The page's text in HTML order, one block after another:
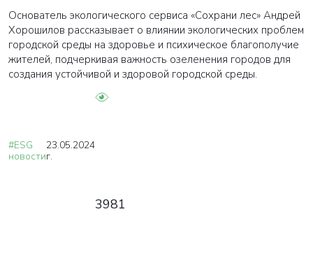
Основатель экологического сервиса «Сохрани лес» Андрей
Хорошилов рассказывает о влиянии экологических проблем
городской среды на здоровье и психическое благополучие
жителей, подчеркивая важность озеленения городов для
создания устойчивой и здоровой городской среды.
#ESG
новости
23.05.2024
г.
3981